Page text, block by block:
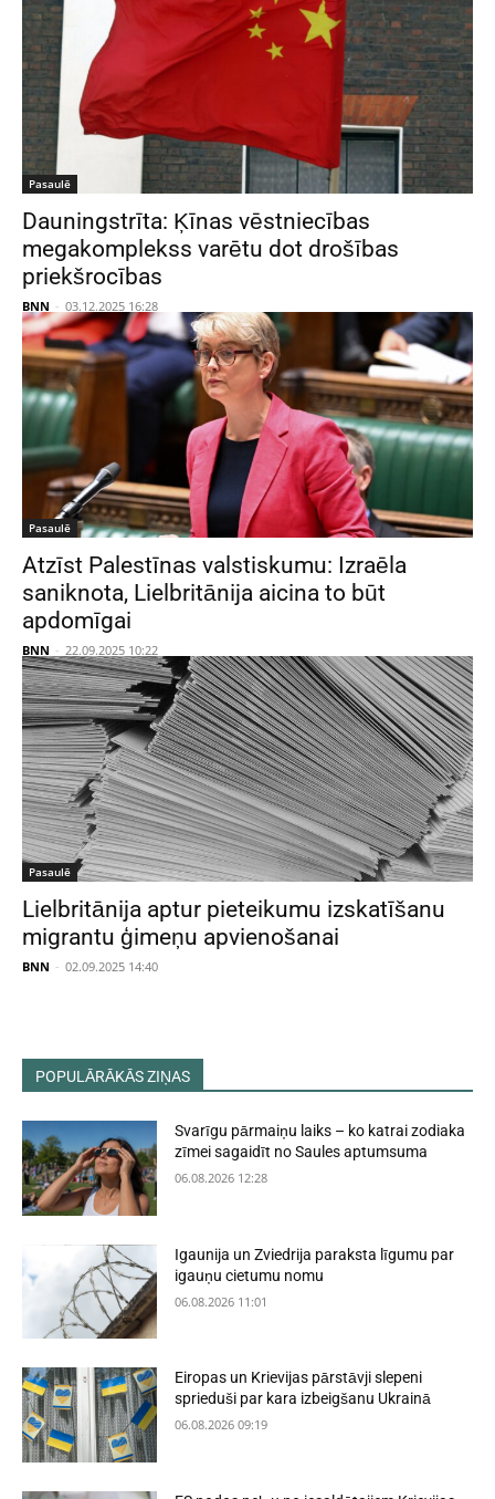
Pasaulē
Dauningstrīta: Ķīnas vēstniecības
megakomplekss varētu dot drošības
priekšrocības
BNN - 03.12.2025 16:28
Pasaulē
Atzīst Palestīnas valstiskumu: Izraēla
saniknota, Lielbritānija aicina to būt
apdomīgai
BNN - 22.09.2025 10:22
Pasaulē
Lielbritānija aptur pieteikumu izskatīšanu
migrantu ģimeņu apvienošanai
BNN - 02.09.2025 14:40
POPULĀRĀKĀS ZIŅAS
Svarīgu pārmaiņu laiks – ko katrai zodiaka
zīmei sagaidīt no Saules aptumsuma
06.08.2026 12:28
Igaunija un Zviedrija paraksta līgumu par
igauņu cietumu nomu
06.08.2026 11:01
Eiropas un Krievijas pārstāvji slepeni
sprieduši par kara izbeigšanu Ukrainā
06.08.2026 09:19